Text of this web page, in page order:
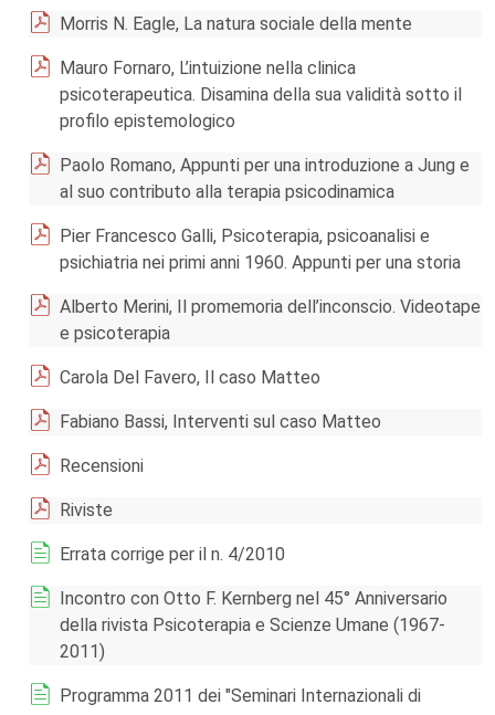
Morris N. Eagle, La natura sociale della mente
Mauro Fornaro, L’intuizione nella clinica
psicoterapeutica. Disamina della sua validità sotto il
profilo epistemologico
Paolo Romano, Appunti per una introduzione a Jung e
al suo contributo alla terapia psicodinamica
Pier Francesco Galli, Psicoterapia, psicoanalisi e
psichiatria nei primi anni 1960. Appunti per una storia
Alberto Merini, Il promemoria dell’inconscio. Videotape
e psicoterapia
Carola Del Favero, Il caso Matteo
Fabiano Bassi, Interventi sul caso Matteo
Recensioni
Riviste
Errata corrige per il n. 4/2010
Incontro con Otto F. Kernberg nel 45° Anniversario
della rivista Psicoterapia e Scienze Umane (1967-
2011)
Programma 2011 dei "Seminari Internazionali di